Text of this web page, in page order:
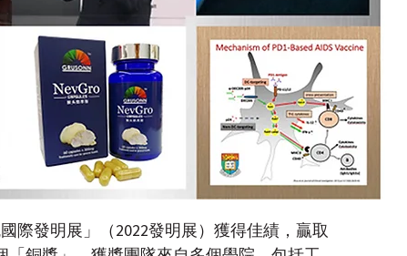
際發明展」（2022發明展）獲得佳績，贏取